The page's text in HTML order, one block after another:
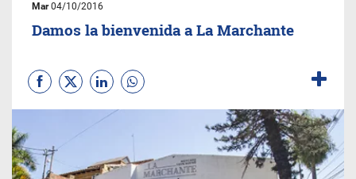
Mar04/10/2016
Damos la bienvenida a La Marchante